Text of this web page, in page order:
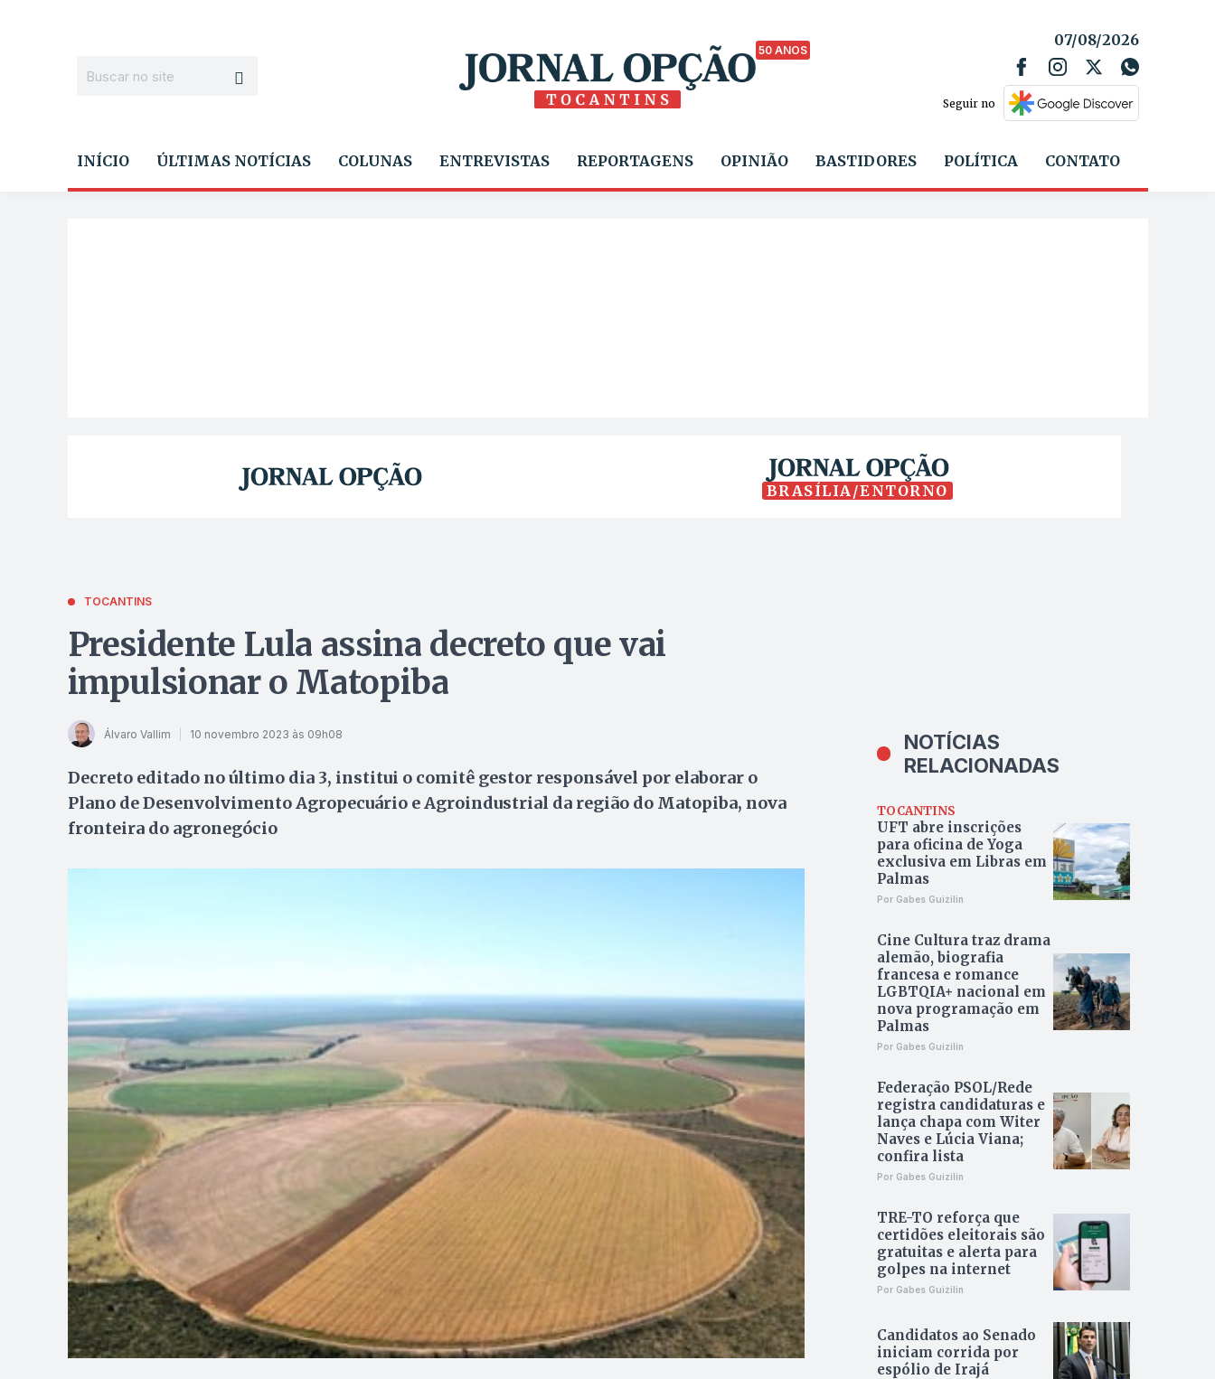
50 ANOS
07/08/2026
Seguir no
INÍCIO ÚLTIMAS NOTÍCIAS COLUNAS ENTREVISTAS REPORTAGENS OPINIÃO BASTIDORES POLÍTICA CONTATO
BRASÍLIA/ENTORNO
TOCANTINS
Presidente Lula assina decreto que vai
impulsionar o Matopiba
Álvaro Vallim 10 novembro 2023 às 09h08
Decreto editado no último dia 3, institui o comitê gestor responsável por elaborar o
Plano de Desenvolvimento Agropecuário e Agroindustrial da região do Matopiba, nova
fronteira do agronegócio
NOTÍCIAS
RELACIONADAS
TOCANTINS
UFT abre inscrições
para oficina de Yoga
exclusiva em Libras em
Palmas
Por Gabes Guizilin
Cine Cultura traz drama
alemão, biografia
francesa e romance
LGBTQIA+ nacional em
nova programação em
Palmas
Por Gabes Guizilin
Federação PSOL/Rede
registra candidaturas e
lança chapa com Witer
Naves e Lúcia Viana;
confira lista
Por Gabes Guizilin
TRE-TO reforça que
certidões eleitorais são
gratuitas e alerta para
golpes na internet
Por Gabes Guizilin
Candidatos ao Senado
iniciam corrida por
espólio de Irajá